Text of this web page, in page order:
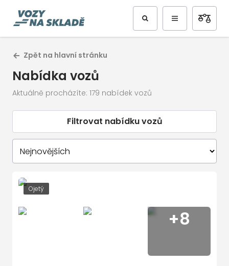
Zpět na hlavní stránku
Nabídka vozů
Aktuálně procházíte: 179 nabídek vozů
Filtrovat nabídku vozů
Ojetý
+8